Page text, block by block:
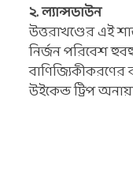
২. ল্যান্সডাউন
উত্তরাখণ্ডের এই
নির্জন পরিবেশ
বাণিজ্যিকীকরণের
উইকেন্ড ট্রিপ